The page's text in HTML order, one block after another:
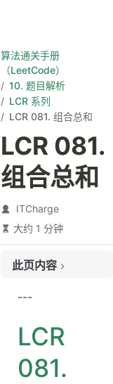
算法通关手册
（LeetCode）
10. 题目解析
LCR 系列
LCR 081. 组合总和
LCR 081.
组合总和
ITCharge
大约 1 分钟
此页内容
解题思路
代码
---
LCR
081.